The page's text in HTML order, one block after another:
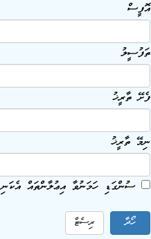
އޮފީސް
ތަފުސީލު
ފެށޭ ތާރީޚު
ނިމޭ ތާރީޚު
ސުންގަޑި ހަމަނުވާ އިޢުލާންތައް އެކަނި